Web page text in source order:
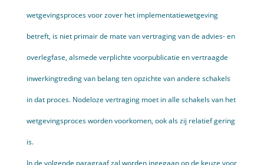
wetgevingsproces voor zover het implementatiewetgeving
betreft, is niet primair de mate van vertraging van de advies- en
overlegfase, alsmede verplichte voorpu­blicatie en vertraagde
inwerkingtreding van belang ten opzichte van andere schakels
in dat proces. Nodeloze vertraging moet in alle schakels van het
wetgevingsproces worden voorkomen, ook als zij relatief gering
is.